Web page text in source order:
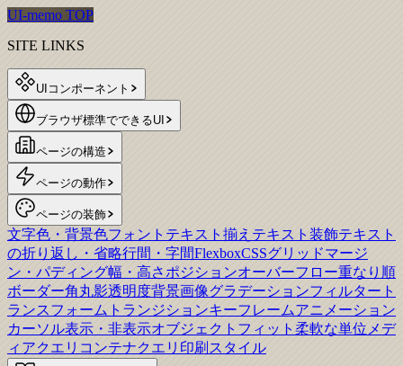
UI-memo TOP
SITE LINKS
UIコンポーネント
ブラウザ標準でできるUI
ページの構造
ページの動作
ページの装飾
文字色・背景色フォント テキスト揃え テキスト装飾テキスト
の折り返し・省略行間・字間FlexboxCSSグリッドマージ
ン・パディング幅・高さ ポジションオーバーフロー重なり順
ボーダー角丸影透明度背景画像グラデーションフィルター ト
ランスフォーム トランジションキーフレームアニメーション
カーソル表示・非表示オブジェクトフィット 柔軟な単位 メデ
ィアクエリ コンテナクエリ 印刷スタイル